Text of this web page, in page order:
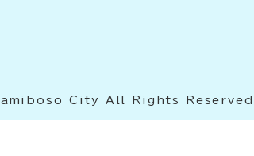
City All Rights Reserved.